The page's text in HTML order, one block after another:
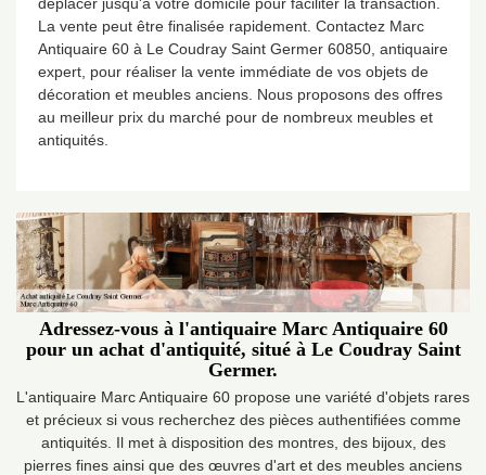
La vente peut être finalisée rapidement. Contactez Marc
Antiquaire 60 à Le Coudray Saint Germer 60850, antiquaire
expert, pour réaliser la vente immédiate de vos objets de
décoration et meubles anciens. Nous proposons des offres
au meilleur prix du marché pour de nombreux meubles et
antiquités.
Adressez-vous à l'antiquaire Marc Antiquaire 60
pour un achat d'antiquité, situé à Le Coudray Saint
Germer.
L'antiquaire Marc Antiquaire 60 propose une variété d'objets rares
et précieux si vous recherchez des pièces authentifiées comme
antiquités. Il met à disposition des montres, des bijoux, des
pierres fines ainsi que des œuvres d'art et des meubles anciens